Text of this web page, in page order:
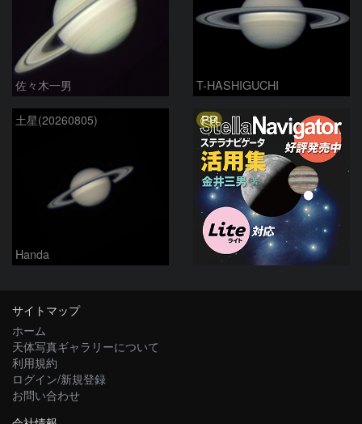
佐々木一男 T-HASHIGUCHI
土星(20260805)
Handa
PR
サイトマップ
ホーム
天体写真ギャラリーについて
利用規約
ログイン/新規登録
お問い合わせ